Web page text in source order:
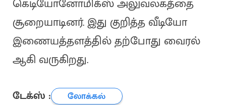
கெடியோனோமிக்ஸ் அலுவலகத்தை
சூறையாடினர். இது குறித்த வீடியோ
இணையத்தளத்தில் தற்போது வைரல்
ஆகி வருகிறது.
டேக்ஸ் :
லோக்கல்